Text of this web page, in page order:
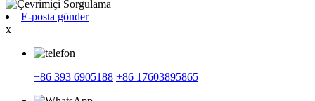
E-posta gönder
x
+86 393 6905188 +86 17603895865